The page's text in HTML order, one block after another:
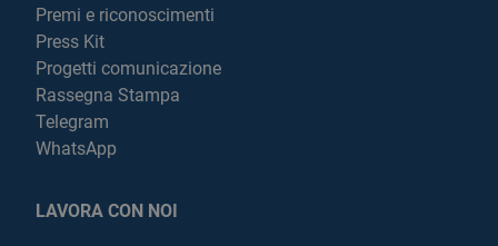
Premi e riconoscimenti
Press Kit
Progetti comunicazione
Rassegna Stampa
Telegram
WhatsApp
LAVORA CON NOI